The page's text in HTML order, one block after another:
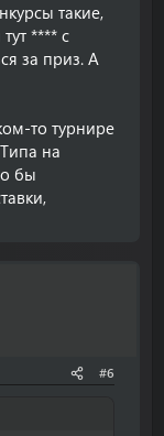
такие,
**** с
за приз. А
то турнире
на
бы
#6